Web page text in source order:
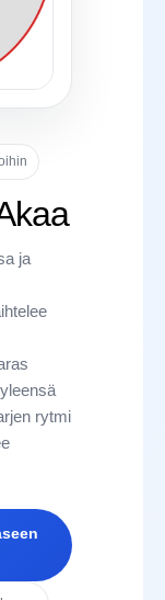
ja
rytmi